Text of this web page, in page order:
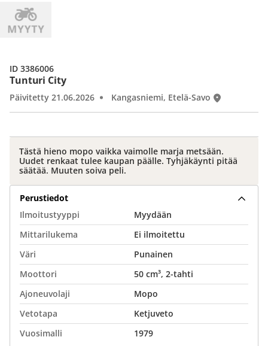
Tunturi City
Päivitetty 21.06.2026 Kangasniemi, Etelä-Savo
ID 3386006
Tästä hieno mopo vaikka vaimolle marja metsään.
Uudet renkaat tulee kaupan päälle. Tyhjäkäynti pitää
säätää. Muuten soiva peli.
Perustiedot
Ilmoitustyyppi
Myydään
Mittarilukema
Ei ilmoitettu
Väri
Punainen
Moottori
50 cm³, 2-tahti
Ajoneuvolaji
Mopo
Vetotapa
Ketjuveto
Vuosimalli
1979